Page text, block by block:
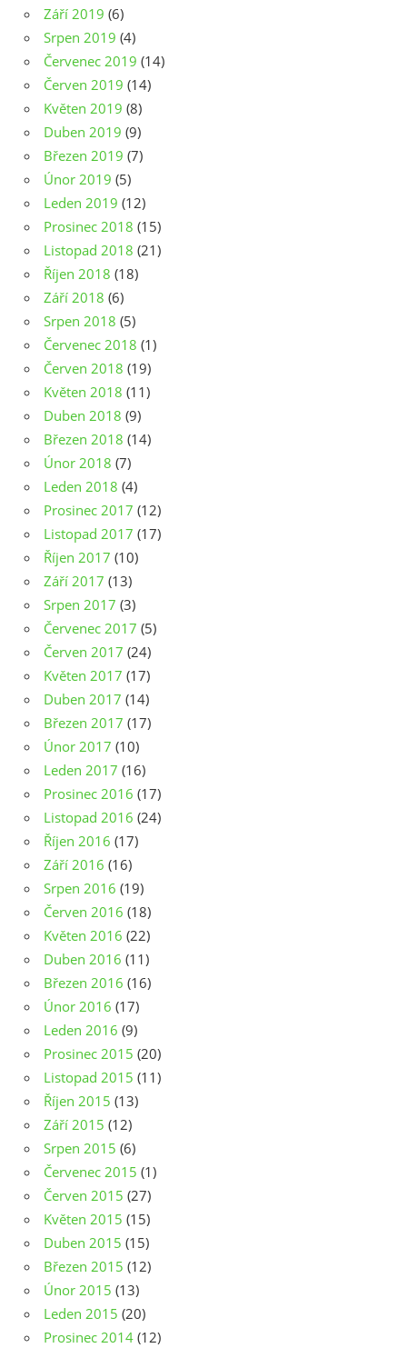
Září 2019 (6)
Srpen 2019 (4)
Červenec 2019 (14)
Červen 2019 (14)
Květen 2019 (8)
Duben 2019 (9)
Březen 2019 (7)
Únor 2019 (5)
Leden 2019 (12)
Prosinec 2018 (15)
Listopad 2018 (21)
Říjen 2018 (18)
Září 2018 (6)
Srpen 2018 (5)
Červenec 2018 (1)
Červen 2018 (19)
Květen 2018 (11)
Duben 2018 (9)
Březen 2018 (14)
Únor 2018 (7)
Leden 2018 (4)
Prosinec 2017 (12)
Listopad 2017 (17)
Říjen 2017 (10)
Září 2017 (13)
Srpen 2017 (3)
Červenec 2017 (5)
Červen 2017 (24)
Květen 2017 (17)
Duben 2017 (14)
Březen 2017 (17)
Únor 2017 (10)
Leden 2017 (16)
Prosinec 2016 (17)
Listopad 2016 (24)
Říjen 2016 (17)
Září 2016 (16)
Srpen 2016 (19)
Červen 2016 (18)
Květen 2016 (22)
Duben 2016 (11)
Březen 2016 (16)
Únor 2016 (17)
Leden 2016 (9)
Prosinec 2015 (20)
Listopad 2015 (11)
Říjen 2015 (13)
Září 2015 (12)
Srpen 2015 (6)
Červenec 2015 (1)
Červen 2015 (27)
Květen 2015 (15)
Duben 2015 (15)
Březen 2015 (12)
Únor 2015 (13)
Leden 2015 (20)
Prosinec 2014 (12)